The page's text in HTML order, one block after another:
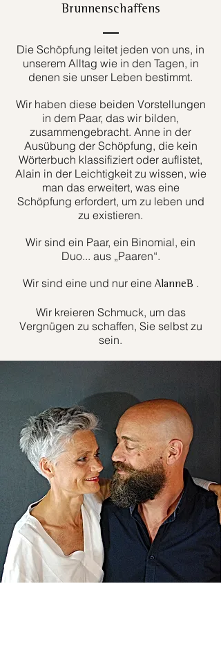
Brunnenschaffens
Die Schöpfung leitet jeden von uns, in
unserem Alltag wie in den Tagen, in
denen sie unser Leben bestimmt.
Wir haben diese beiden Vorstellungen
in dem Paar, das wir bilden,
zusammengebracht. Anne in der
Ausübung der Schöpfung, die kein
Wörterbuch klassifiziert oder auflistet,
Alain in der Leichtigkeit zu wissen, wie
man das erweitert, was eine
Schöpfung erfordert, um zu leben und
zu existieren.
Wir sind ein Paar, ein Binomial, ein
Duo... aus „Paaren“.
Wir sind eine und nur eine AlanneB .
Wir kreieren Schmuck, um das
Vergnügen zu schaffen, Sie selbst zu
sein.